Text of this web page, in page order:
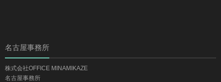
名古屋事務所
株式会社OFFICE MINAMIKAZE
名古屋事務所